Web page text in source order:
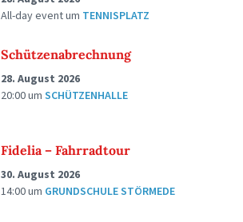
All-day eventum TENNISPLATZ
Schützenabrechnung
28. August 2026
20:00um SCHÜTZENHALLE
Fidelia – Fahrradtour
30. August 2026
14:00um GRUNDSCHULE STÖRMEDE